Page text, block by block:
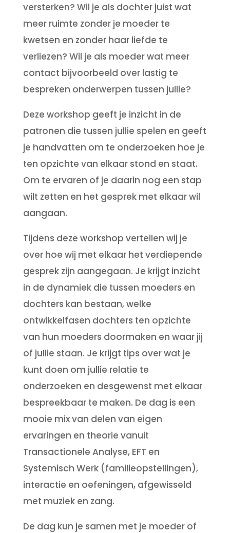
versterken? Wil je als dochter juist wat
meer ruimte zonder je moeder te
kwetsen en zonder haar liefde te
verliezen? Wil je als moeder wat meer
contact bijvoorbeeld over lastig te
bespreken onderwerpen tussen jullie?
Deze workshop geeft je inzicht in de
patronen die tussen jullie spelen en geeft
je handvatten om te onderzoeken hoe je
ten opzichte van elkaar stond en staat.
Om te ervaren of je daarin nog een stap
wilt zetten en het gesprek met elkaar wil
aangaan.
Tijdens deze workshop vertellen wij je
over hoe wij met elkaar het verdiepende
gesprek zijn aangegaan. Je krijgt inzicht
in de dynamiek die tussen moeders en
dochters kan bestaan, welke
ontwikkelfasen dochters ten opzichte
van hun moeders doormaken en waar jij
of jullie staan. Je krijgt tips over wat je
kunt doen om jullie relatie te
onderzoeken en desgewenst met elkaar
bespreekbaar te maken. De dag is een
mooie mix van delen van eigen
ervaringen en theorie vanuit
Transactionele Analyse, EFT en
Systemisch Werk (familieopstellingen),
interactie en oefeningen, afgewisseld
met muziek en zang.
De dag kun je samen met je moeder of